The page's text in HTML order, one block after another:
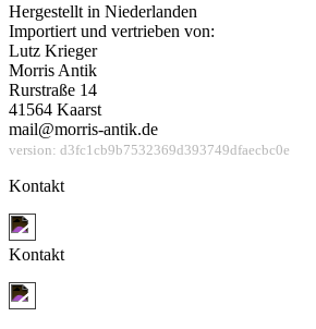
Hergestellt in Niederlanden
Importiert und vertrieben von:
Lutz Krieger
Morris Antik
Rurstraße 14
41564 Kaarst
mail@morris-antik.de
version: d3fc1cb9b7532369d393749dfaecbc0e
Kontakt
Kontakt